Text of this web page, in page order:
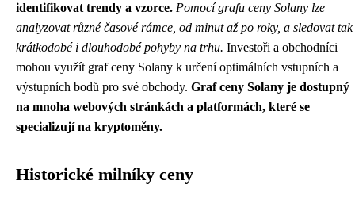
identifikovat trendy a vzorce. Pomocí grafu ceny Solany lze
analyzovat různé časové rámce, od minut až po roky, a sledovat tak
krátkodobé i dlouhodobé pohyby na trhu. Investoři a obchodníci
mohou využít graf ceny Solany k určení optimálních vstupních a
výstupních bodů pro své obchody. Graf ceny Solany je dostupný
na mnoha webových stránkách a platformách, které se
specializují na kryptoměny.
Historické milníky ceny